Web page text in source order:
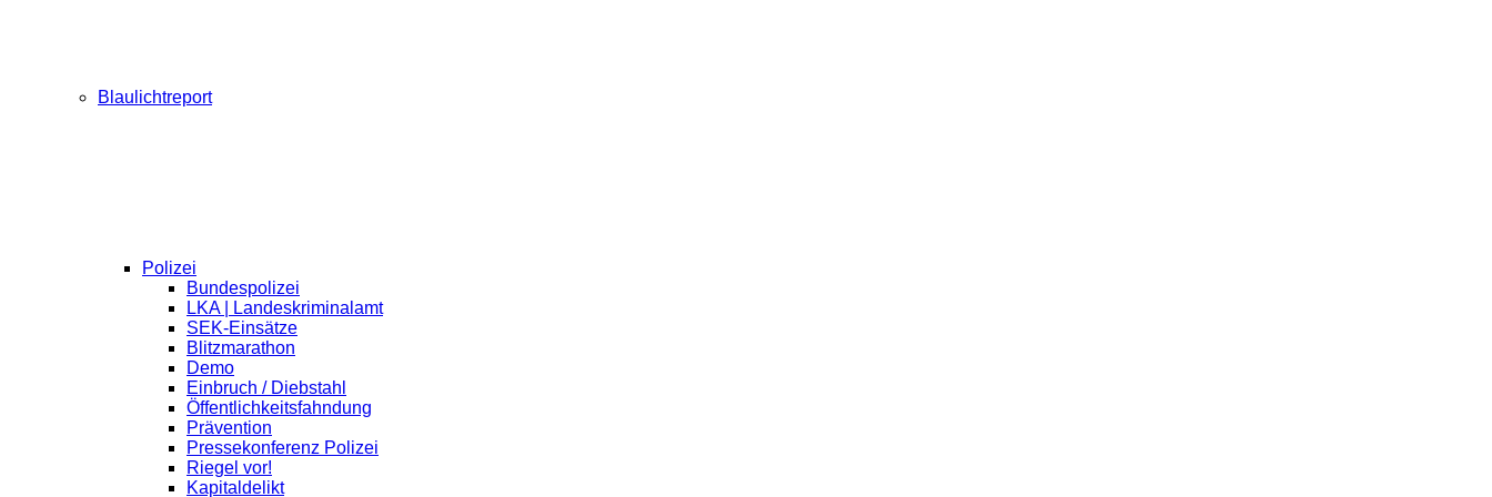
Blaulichtreport
Polizei
Bundespolizei
LKA | Landeskriminalamt
SEK-Einsätze
Blitzmarathon
Demo
Einbruch / Diebstahl
Öffentlichkeitsfahndung
Prävention
Pressekonferenz Polizei
Riegel vor!
Kapitaldelikt